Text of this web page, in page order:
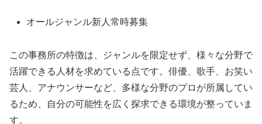
オールジャンル新人常時募集
この事務所の特徴は、ジャンルを限定せず、様々な分野で
活躍できる人材を求めている点です。俳優、歌手、お笑い
芸人、アナウンサーなど、多様な分野のプロが所属してい
るため、自分の可能性を広く探求できる環境が整っていま
す。